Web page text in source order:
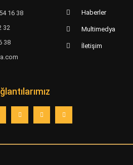
16 38
32
38
Haberler
Multimedya
İletişim